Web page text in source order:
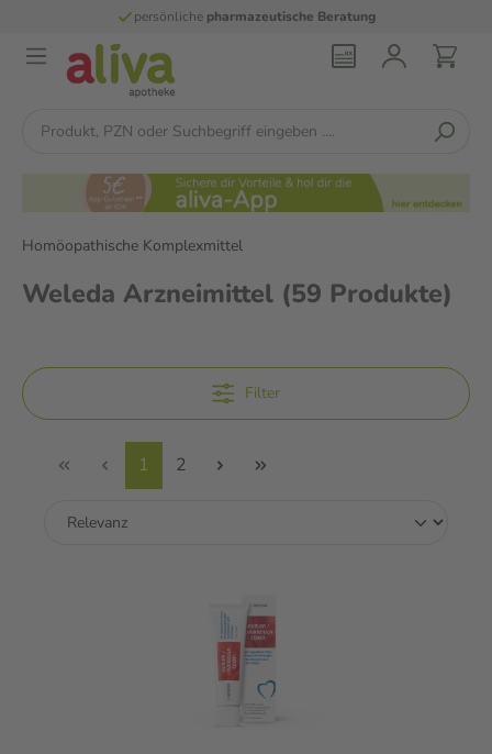
persönliche pharmazeutische Beratung
Homöopathische Komplexmittel
Weleda Arzneimittel (59 Produkte)
Filter
1 2